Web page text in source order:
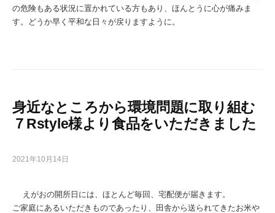
の危険もある状況に置かれている方もあり、ほんとうに心が痛みま
す。どうか早く平和な日々が戻りますように。
身近なところから環境問題に取り組む
７Rstyle様より食品をいただきました
2021年10月14日
えがおの開所日には、ほとんど毎回、宅配便が届きます。
ご家庭にあるいただきものであったり、田舎から送られてきたお米や